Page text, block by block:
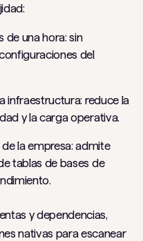
de una hora: sin
del
infraestructura: reduce la
y la carga operativa.
la empresa: admite
tablas de bases de
y dependencias,
nativas para escanear